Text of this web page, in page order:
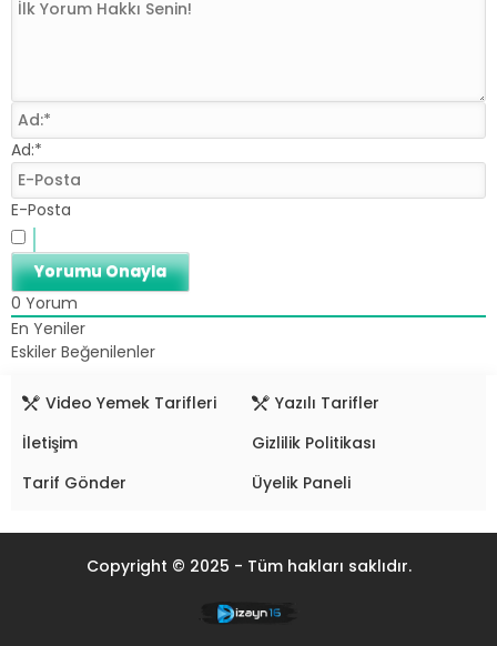
Ad:*
E-Posta
0 Yorum
En Yeniler
Eskiler Beğenilenler
Video Yemek Tarifleri
Yazılı Tarifler
İletişim
Gizlilik Politikası
Tarif Gönder
Üyelik Paneli
Copyright © 2025 - Tüm hakları saklıdır.